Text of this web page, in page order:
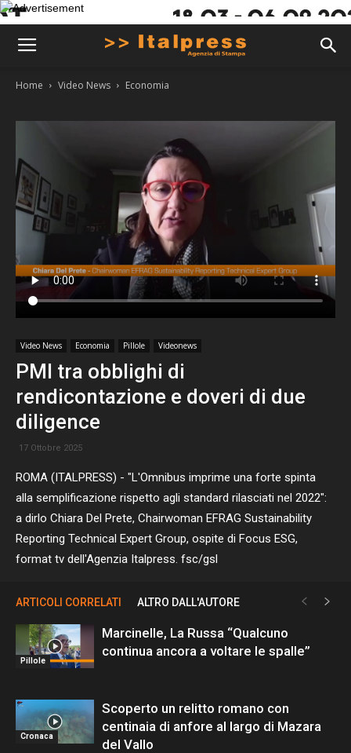
Home Video News Economia
Video News Economia Pillole Videonews
PMI tra obblighi di
rendicontazione e doveri di due
diligence
17 Ottobre 2025
ROMA (ITALPRESS) - "L'Omnibus imprime una forte spinta
alla semplificazione rispetto agli standard rilasciati nel 2022":
a dirlo Chiara Del Prete, Chairwoman EFRAG Sustainability
Reporting Technical Expert Group, ospite di Focus ESG,
format tv dell'Agenzia Italpress. fsc/gsl
ARTICOLI CORRELATI ALTRO DALL'AUTORE
Pillole
Marcinelle, La Russa “Qualcuno
continua ancora a voltare le spalle”
Cronaca
Scoperto un relitto romano con
centinaia di anfore al largo di Mazara
del Vallo